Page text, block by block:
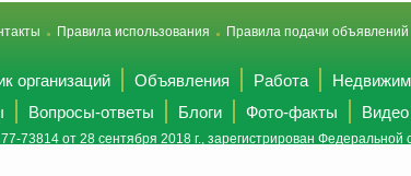
Правила использования Правила подачи объявлений
организаций Объявления Работа
Вопросы-ответы Блоги Фото-факты
73814 от 28 сентября 2018 г., зарегистрирован